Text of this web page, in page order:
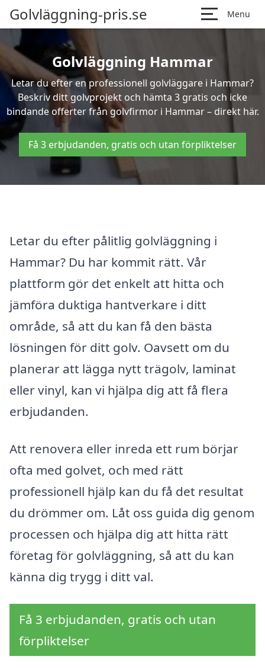
Golvläggning-pris.se Menu
Golvläggning Hammar
Letar du efter en professionell golvläggare i Hammar?
Beskriv ditt golvprojekt och hämta 3 gratis och icke
bindande offerter från golvfirmor i Hammar – direkt här.
Få 3 erbjudanden, gratis och utan förpliktelser
Letar du efter pålitlig golvläggning i
Hammar? Du har kommit rätt. Vår
plattform gör det enkelt att hitta och
jämföra duktiga hantverkare i ditt
område, så att du kan få den bästa
lösningen för ditt golv. Oavsett om du
planerar att lägga nytt trägolv, laminat
eller vinyl, kan vi hjälpa dig att få flera
erbjudanden.
Att renovera eller inreda ett rum börjar
ofta med golvet, och med rätt
professionell hjälp kan du få det resultat
du drömmer om. Låt oss guida dig genom
processen och hjälpa dig att hitta rätt
företag för golvläggning, så att du kan
känna dig trygg i ditt val.
Få 3 erbjudanden, gratis och utan
förpliktelser